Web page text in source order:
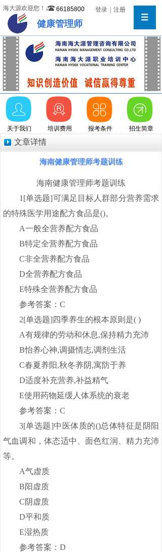
海大源欢迎您！ 66185800 登录 注册
健康管理师
关于我们 培训费用 招生简章
报考条件
文章详情
海南健康管理师考题训练
海南健康管理师考题训练
1[单选题]可满足目标人群部分营养需求
的特殊医学用途配方食品是()。
A一般全营养配方食品
B特定全营养配方食品
C非全营养配方食品
D全营养配方食品
E特殊全营养配方食品
参考答案：C
2[单选题]四季养生的根本原则是( )
A有规律的劳动和休息,保持精力充沛
B怡养心神,调摄情志,调剂生活
C春夏养阳,秋冬养阴,寓防于养
D适度补充营养,补益精气
E使用药物延缓人体系统的衰老
参考答案：C
3[单选题]中医体质的()总体特征是阴阳
气血调和，体态适中、面色红润、精力充沛
等。
A气虚质
B阳虚质
C阴虚质
D平和质
E湿热质
参考答案：D